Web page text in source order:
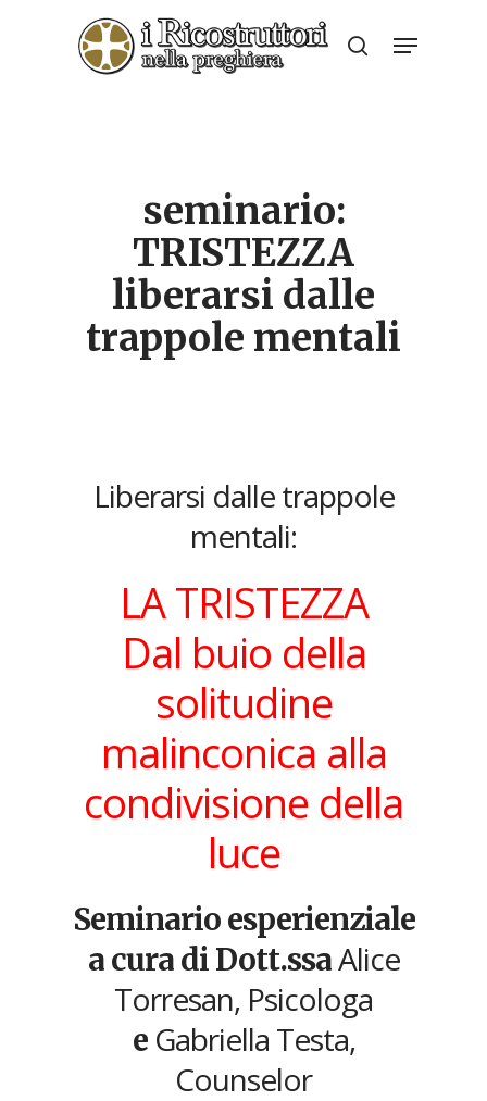
search
Menu
seminario:
TRISTEZZA
liberarsi dalle
trappole mentali
Liberarsi dalle trappole
mentali:
LA TRISTEZZA
Dal buio della
solitudine
malinconica alla
condivisione della
luce
Seminario esperienziale
a cura di Dott.ssaAlice
Torresan, Psicologa
e Gabriella Testa,
Counselor